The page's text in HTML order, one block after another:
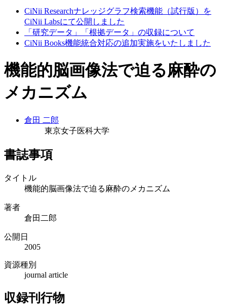
CiNii Researchナレッジグラフ検索機能（試行版）を
CiNii Labsにて公開しました
「研究データ」「根拠データ」の収録について
CiNii Books機能統合対応の追加実施をいたしました
機能的脳画像法で迫る麻酔の
メカニズム
倉田 二郎
東京女子医科大学
書誌事項
タイトル
機能的脳画像法で迫る麻酔のメカニズム
著者
倉田二郎
公開日
2005
資源種別
journal article
収録刊行物